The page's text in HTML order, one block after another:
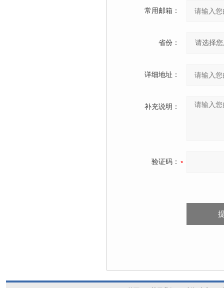
常用邮箱：
省份：
详细地址：
补充说明：
验证码：